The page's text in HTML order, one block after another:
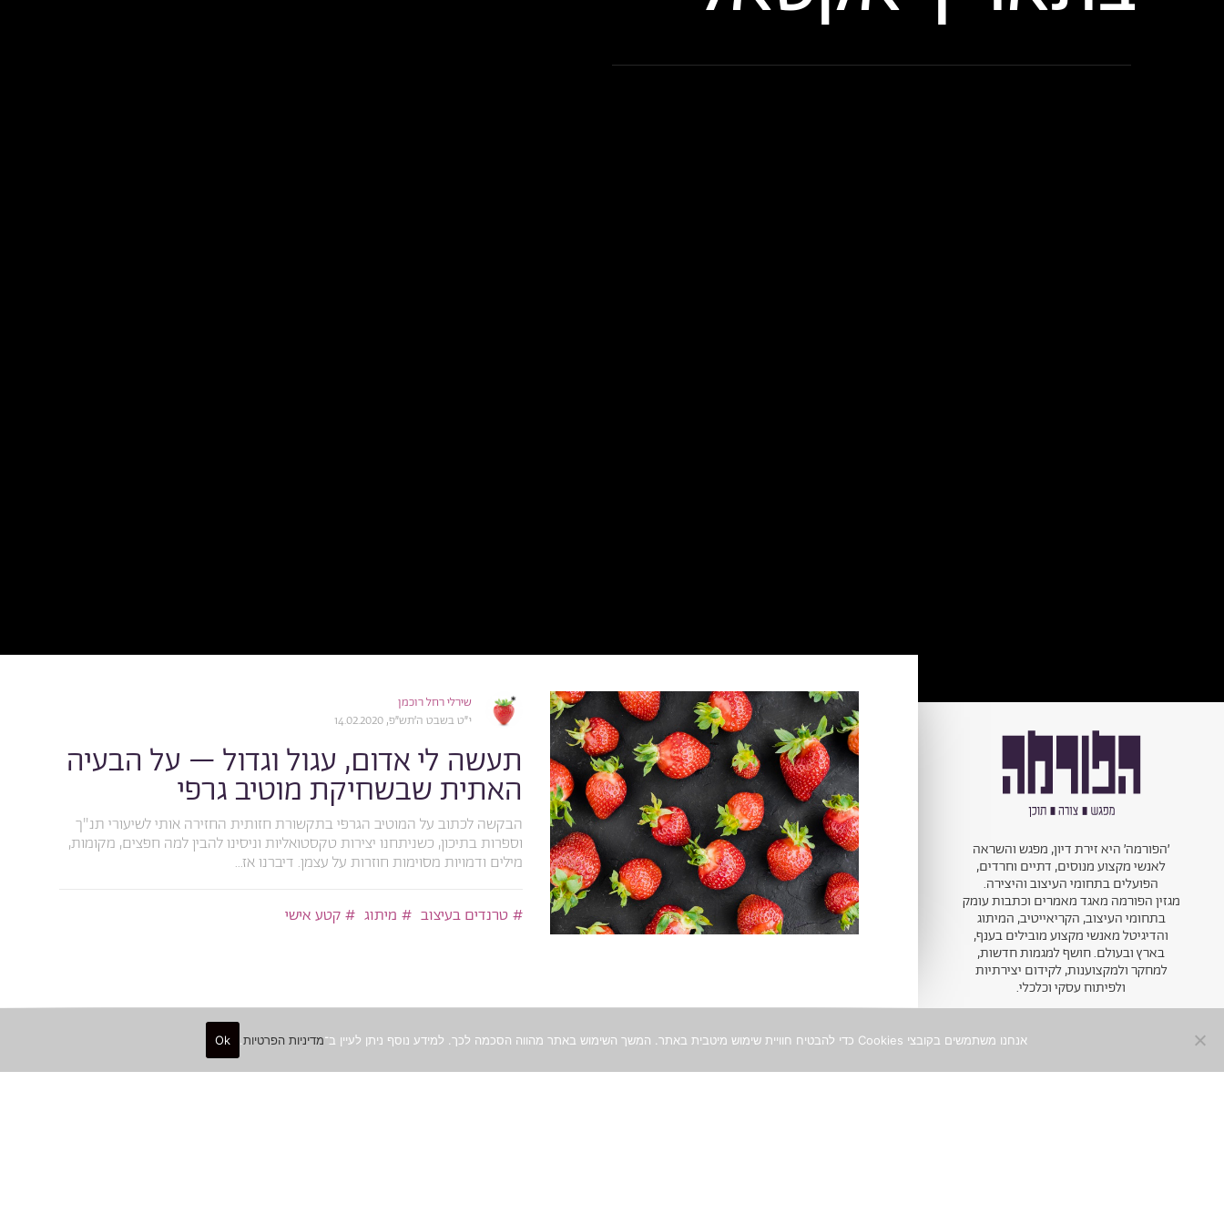
שירלי רחל רוכמן
י״ט בשבט ה׳תש״פ, 14.02.2020
תעשה לי אדום, עגול וגדול – על הבעיה
האתית שבשחיקת מוטיב גרפי
הבקשה לכתוב על המוטיב הגרפי בתקשורת חזותית החזירה אותי לשיעורי תנ"ך
וספרות בתיכון, כשניתחנו יצירות טקסטואליות וניסינו להבין למה חפצים, מקומות,
מילים ודמויות מסוימות חוזרות על עצמן. דיברנו אז...
טרנדים בעיצוב מיתוג קטע אישי
׳הפורמה׳ היא זירת דיון, מפגש והשראה
לאנשי מקצוע מנוסים, דתיים וחרדים,
הפועלים בתחומי העיצוב והיצירה.
מגזין הפורמה מאגד מאמרים וכתבות עומק
בתחומי העיצוב, הקריאייטיב, המיתוג
והדיגיטל מאנשי מקצוע מובילים בענף,
בארץ ובעולם. חושף למגמות חדשות,
למחקר ולמקצוענות, לקידום יצירתיות
ולפיתוח עסקי וכלכלי.
ניוזלטר
אנחנו משתמשים בקובצי Cookies כדי להבטיח חוויית שימוש מיטבית באתר. המשך השימוש באתר מהווה הסכמה לכך. למידע נוסף ניתן לעיין ב־ מדיניות הפרטיות.
Ok